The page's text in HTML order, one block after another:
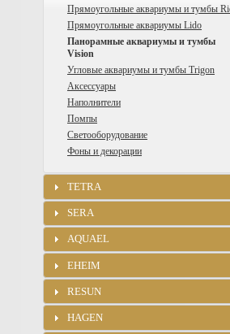
Прямоугольные аквариумы и тумбы
Прямоугольные аквариумы Lido
Панорамные аквариумы и тумбы
Vision
Угловые аквариумы и тумбы Trigon
Аксессуары
Наполнители
Помпы
Светооборудование
Фоны и декорации
TETRA
SERA
AQUAEL
EHEIM
RESUN
HAGEN